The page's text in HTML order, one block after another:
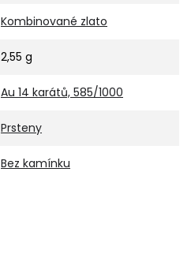
Kombinované zlato
2,55 g
Au 14 karátů, 585/1000
Prsteny
Bez kamínku